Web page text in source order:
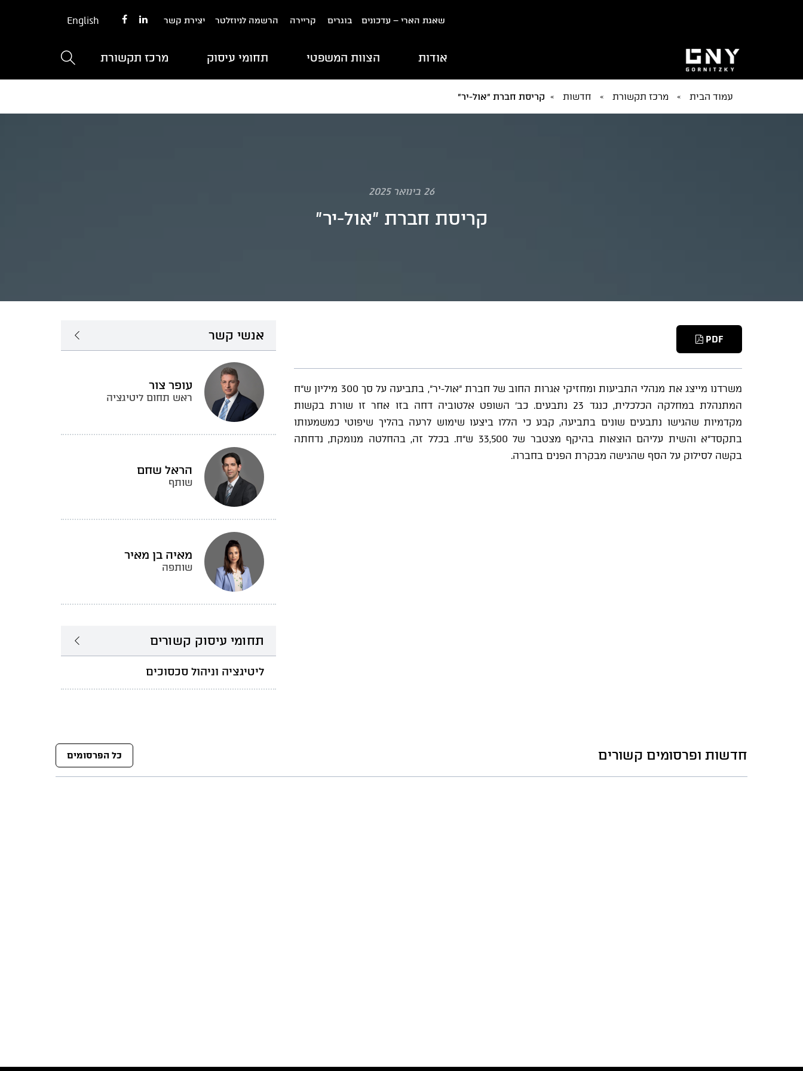
שאגת הארי – עדכונים בוגרים קריירה הרשמה לניוזלטר יצירת קשר English
אודות הצוות המשפטי תחומי עיסוק מרכז תקשורת
עמוד הבית » מרכז תקשורת » חדשות » קריסת חברת "אול-יר"
26 בינואר 2025
קריסת חברת "אול-יר"
PDF
משרדנו מייצג את מנהלי התביעות ומחזיקי אגרות החוב של חברת "אול-יר", בתביעה על סך 300 מיליון ש"ח
המתנהלת במחלקה הכלכלית, כנגד 23 נתבעים. כב' השופט אלטוביה דחה בזו אחר זו שורת בקשות
מקדמיות שהגישו נתבעים שונים בתביעה, קבע כי הללו ביצעו שימוש לרעה בהליך שיפוטי כמשמעותו
בתקסד"א והשית עליהם הוצאות בהיקף מצטבר של 33,500 ש"ח. בכלל זה, בהחלטה מנומקת, נדחתה
בקשה לסילוק על הסף שהגישה מבקרת הפנים בחברה.
אנשי קשר
עופר צור
ראש תחום ליטיגציה
הראל שחם
שותף
מאיה בן מאיר
שותפה
תחומי עיסוק קשורים
ליטיגציה וניהול סכסוכים
חדשות ופרסומים קשורים כל הפרסומים